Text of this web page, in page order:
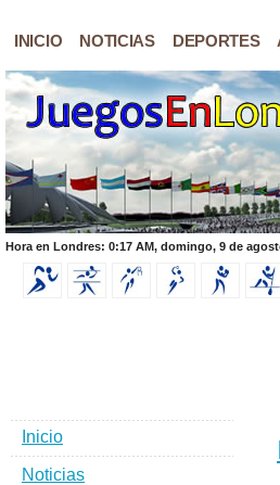
INICIO NOTICIAS DEPORTES
Hora en Londres: 0:17 AM, domingo, 9 de
Inicio
Noticias